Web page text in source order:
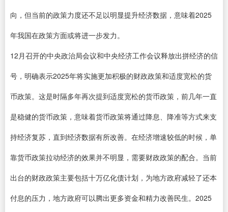
向，但当前的政策力度还不足以明显提升经济数据，意味着2025
年我国在政策方面或将进一步发力。
12月召开的中央政治局会议和中央经济工作会议释放出拼经济的信
号，明确表示2025年将实施更加积极的财政政策和适度宽松的货
币政策。这是时隔多年再次提到适度宽松的货币政策，前几年一直
是稳健的货币政策，意味着货币政策将通过降息、降准等方式来支
持经济复苏，直到经济数据有所改善。在经济增速较低的时候，单
靠货币政策拉动经济的效果并不明显，需要财政政策的配合。当前
出台的财政政策主要包括十万亿化债计划，为地方政府减轻了还本
付息的压力，地方政府可以腾出更多资金和精力改善民生。2025